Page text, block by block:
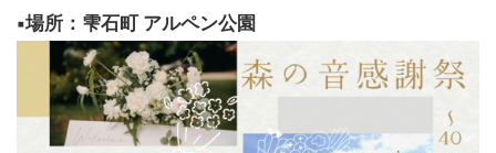
▪場所：雫石町 アルペン公園